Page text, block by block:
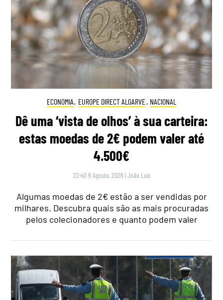
ECONOMIA, EUROPE DIRECT ALGARVE, NACIONAL
Dê uma ‘vista de olhos’ à sua carteira:
estas moedas de 2€ podem valer até
4.500€
22:40 8 Agosto, 2026 |João Luís
Algumas moedas de 2€ estão a ser vendidas por
milhares. Descubra quais são as mais procuradas
pelos colecionadores e quanto podem valer